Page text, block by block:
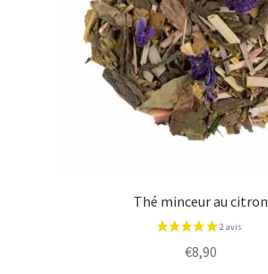
Thé minceur au citron
€8,90